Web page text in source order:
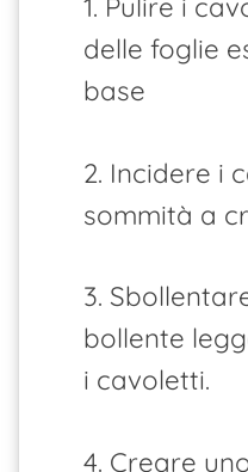
1. Pulire i
delle foglie
base
2. Incidere i
sommità a
3.
bollente
i cavoletti.
4. Creare